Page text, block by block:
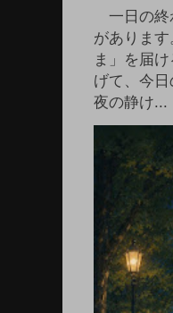
一日の終
がありま
ま」を届
げて、今
夜の静け...